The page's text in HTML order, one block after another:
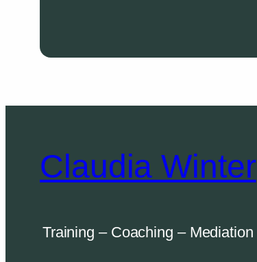
Claudia Winter
Training – Coaching – Mediation